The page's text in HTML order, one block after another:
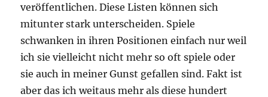
veröffentlichen. Diese Listen können sich
mitunter stark unterscheiden. Spiele
schwanken in ihren Positionen einfach nur weil
ich sie vielleicht nicht mehr so oft spiele oder
sie auch in meiner Gunst gefallen sind. Fakt ist
aber das ich weitaus mehr als diese hundert